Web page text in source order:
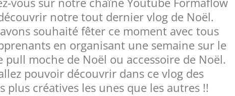
notre tout dernier vlog de Noël.
souhaité fêter ce moment avec tous
en organisant une semaine sur le
pull moche de Noël ou accessoire de Noël.
pouvoir découvrir dans ce vlog des
plus créatives les unes que les autres !!